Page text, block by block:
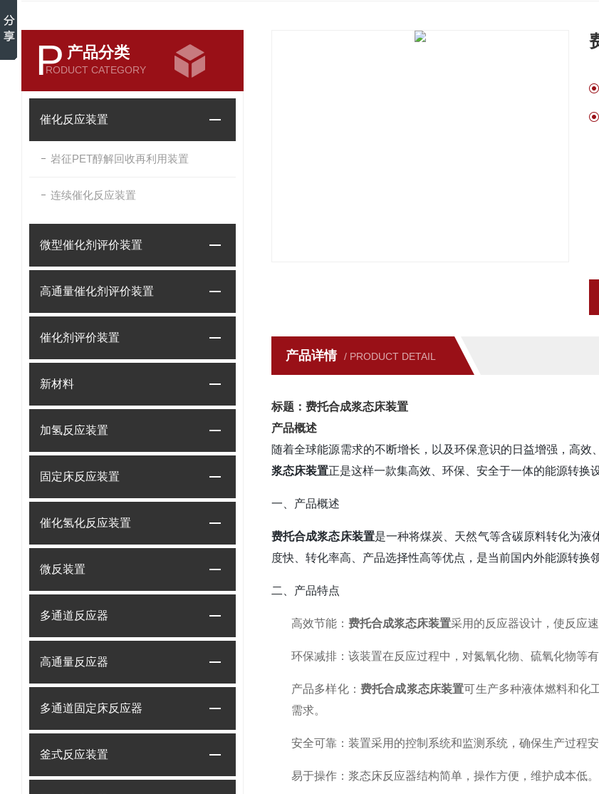
P 产品分类
RODUCT CATEGORY
催化反应装置
岩征PET醇解回收再利用装置
连续催化反应装置
微型催化剂评价装置
高通量催化剂评价装置
催化剂评价装置
新材料
加氢反应装置
固定床反应装置
催化氢化反应装置
微反装置
多通道反应器
高通量反应器
多通道固定床反应器
釜式反应装置
产品详情 / PRODUCT DETAIL
标题：费托合成浆态床装置
产品概述
随着全球能源需求的不断增长，以及环保意识的日益增强，高
浆态床装置正是这样一款集高效、环保、安全于一体的能源转换
一、产品概述
费托合成浆态床装置是一种将煤炭、天然气等含碳原料转化为
度快、转化率高、产品选择性高等优点，是当前国内外能源转换
二、产品特点
高效节能： 费托合成浆态床装置采用的反应器设计，使反应
环保减排：该装置在反应过程中，对氮氧化物、硫氧化物等
产品多样化： 费托合成浆态床装置可生产多种液体燃料和化
需求。
安全可靠：装置采用的控制系统和监测系统，确保生产过程安
易于操作：浆态床反应器结构简单，操作方便，维护成本低。